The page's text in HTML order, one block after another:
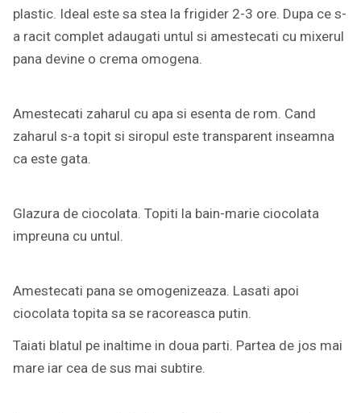
plastic. Ideal este sa stea la frigider 2-3 ore. Dupa ce s-
a racit complet adaugati untul si amestecati cu mixerul
pana devine o crema omogena.
Amestecati zaharul cu apa si esenta de rom. Cand
zaharul s-a topit si siropul este transparent inseamna
ca este gata.
Glazura de ciocolata. Topiti la bain-marie ciocolata
impreuna cu untul.
Amestecati pana se omogenizeaza. Lasati apoi
ciocolata topita sa se racoreasca putin.
Taiati blatul pe inaltime in doua parti. Partea de jos mai
mare iar cea de sus mai subtire.